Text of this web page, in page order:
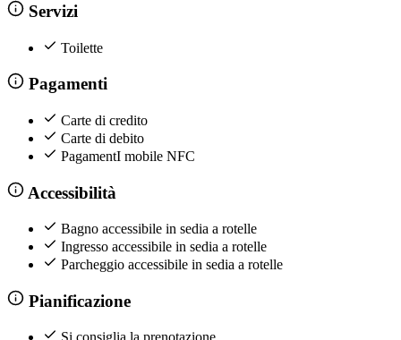
Servizi
Toilette
Pagamenti
Carte di credito
Carte di debito
PagamentI mobile NFC
Accessibilità
Bagno accessibile in sedia a rotelle
Ingresso accessibile in sedia a rotelle
Parcheggio accessibile in sedia a rotelle
Pianificazione